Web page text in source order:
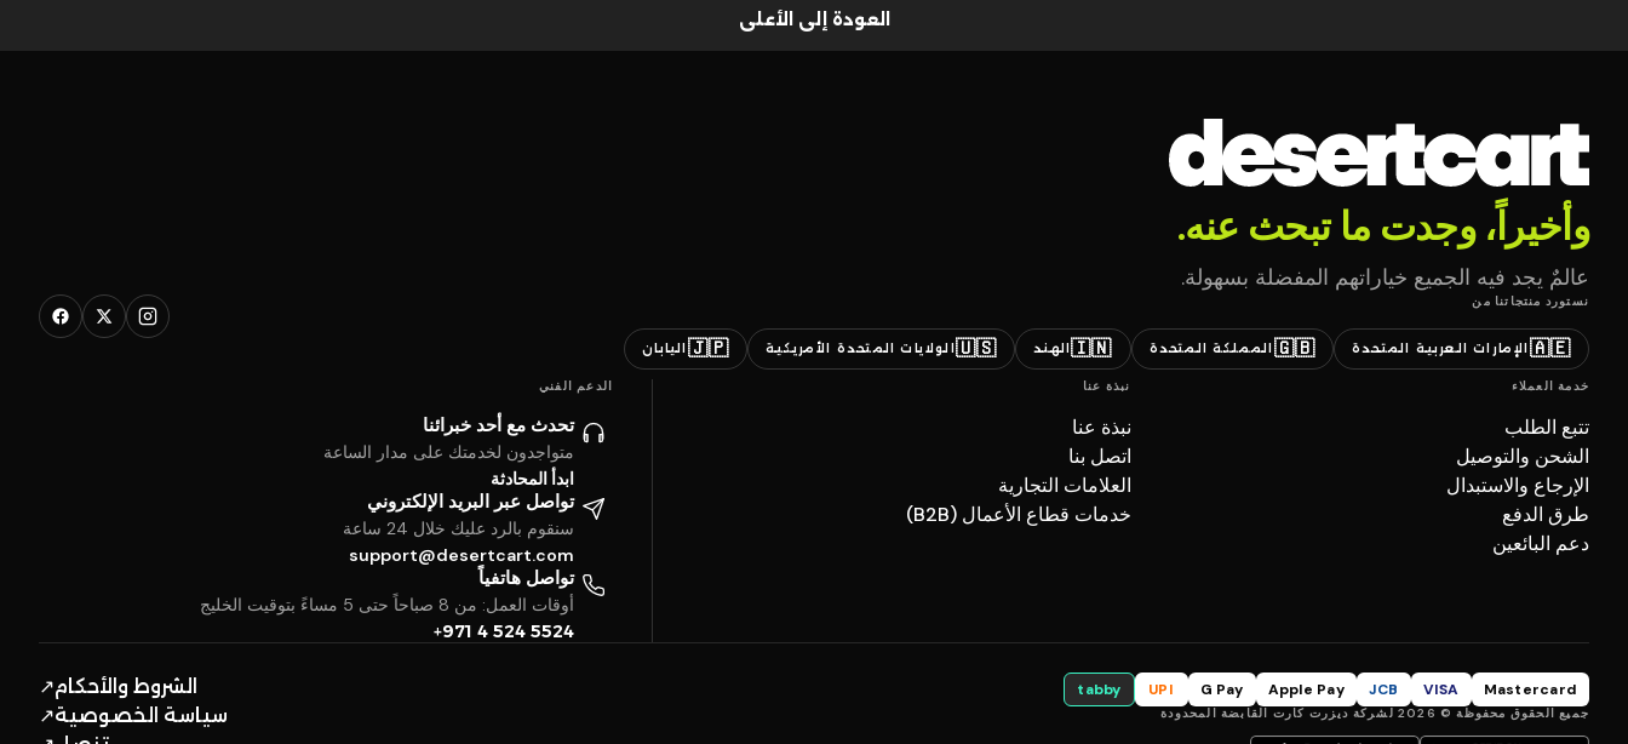
العودة إلى الأعلى
وأخيراً، وجدت ما تبحث عنه.
عالمٌ يجد فيه الجميع خياراتهم المفضلة بسهولة.
نستورد منتجاتنا من
🇦🇪 الإمارات العربية المتحدة 🇬🇧 المملكة المتحدة 🇮🇳الهند 🇺🇸الولايات المتحدة الأمريكية 🇯🇵 اليابان
خدمة العملاء
تتبع الطلب
الشحن والتوصيل
الإرجاع والاستبدال
طرق الدفع
دعم البائعين
نبذة عنا
نبذة عنا
اتصل بنا
العلامات التجارية
خدمات قطاع الأعمال (B2B)
الدعم الفني
تحدث مع أحد خبرائنا
متواجدون لخدمتك على مدار الساعة
ابدأ المحادثة
تواصل عبر البريد الإلكتروني
سنقوم بالرد عليك خلال 24 ساعة
support@desertcart.com
تواصل هاتفياً
أوقات العمل: من 8 صباحاً حتى 5 مساءً بتوقيت الخليج
+971 4 524 5524
Mastercard
VISA
JCB
Apple Pay
G Pay
UPI
tabby
جميع الحقوق محفوظة © 2026 لشركة ديزرت كارت القابضة المحدودة
الشروط والأحكام↗
سياسة الخصوصية↗